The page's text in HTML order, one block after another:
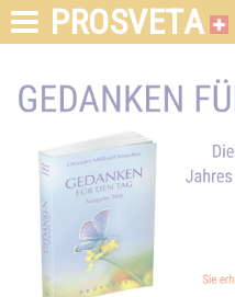
PROSVETA